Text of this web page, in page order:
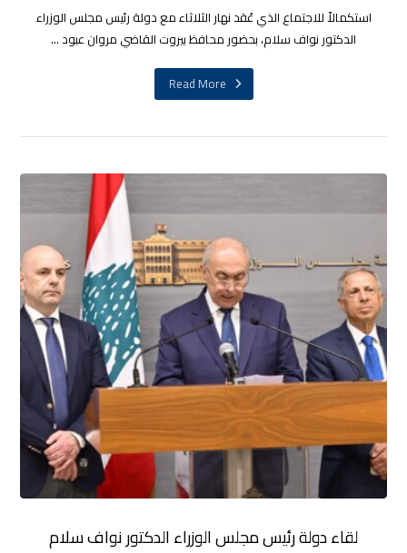
استكمالاً للاجتماع الذي عُقد نهار الثلاثاء مع دولة رئيس مجلس الوزراء
الدكتور نواف سلام، بحضور محافظ بيروت القاضي مروان عبود ...
Read More
لقاء دولة رئيس مجلس الوزراء الدكتور نواف سلام